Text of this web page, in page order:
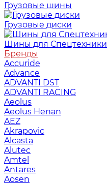
Грузовые шины
Грузовые диски
Шины для Спецтехники
Бренды
Accuride
Advance
ADVANTI DST
ADVANTI RACING
Aeolus
Aeolus Henan
AEZ
Akrapovic
Alcasta
Alutec
Amtel
Antares
Aosen